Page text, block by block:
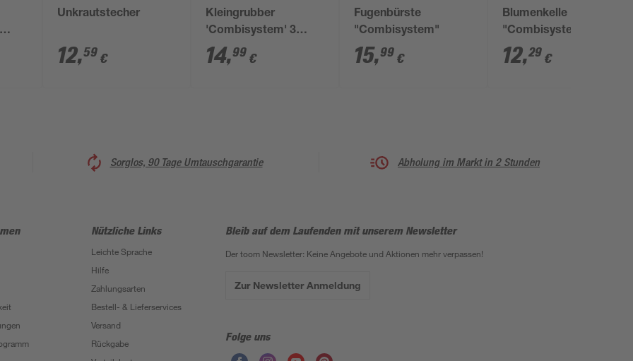
Unkrautstecher
12,59 €
Kleingrubber
'Combisystem' 3
Zinken inkl. Griff
14,99 €
Fugenbürste
"Combisystem"
15,99 €
Blumenkelle
"Combisystem"
12,29 €
Sorglos, 90 Tage Umtauschgarantie Abholung im Markt in 2 Stunden
Nützliche Links
Leichte Sprache
Hilfe
Zahlungsarten
Bestell- & Lieferservices
Versand
Rückgabe
Bleib auf dem Laufenden mit unserem Newsletter
Der toom Newsletter: Keine Angebote und Aktionen mehr verpassen!
Zur Newsletter Anmeldung
Folge uns